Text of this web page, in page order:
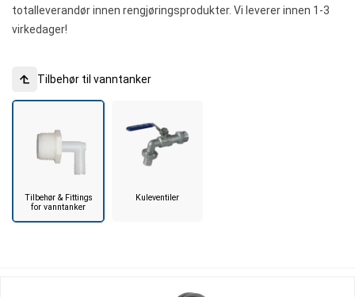
totalleverandør innen rengjøringsprodukter. Vi leverer innen 1-3
virkedager!
Tilbehør til vanntanker
Tilbehør & Fittings
for vanntanker
Kuleventiler